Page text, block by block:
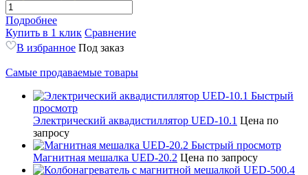
Подробнее
Купить в 1 клик Сравнение
В избранное Под заказ
Самые продаваемые товары
Быстрый
просмотр
Электрический аквадистиллятор UED-10.1 Цена по
запросу
Быстрый просмотр
Магнитная мешалка UED-20.2 Цена по запросу